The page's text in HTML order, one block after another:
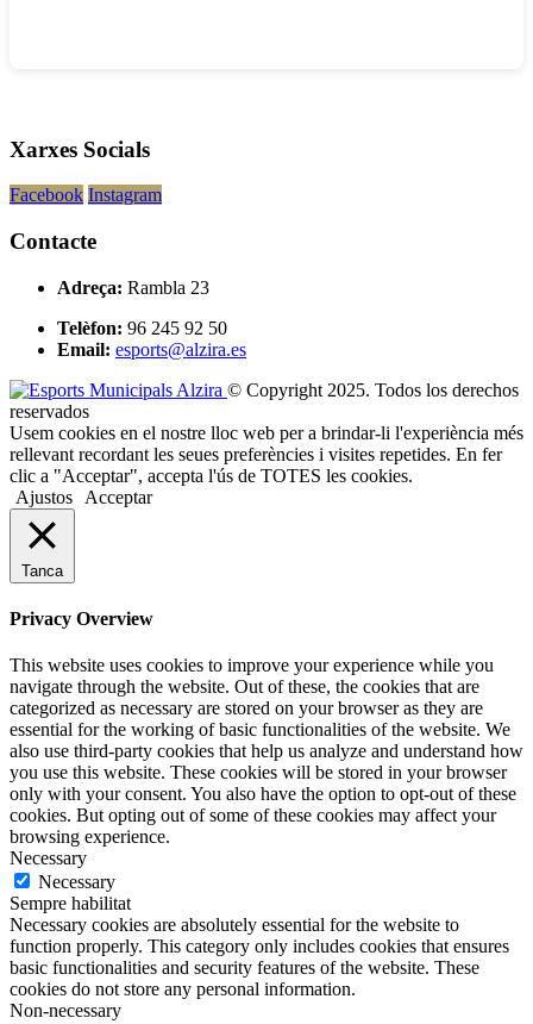
Xarxes Socials
Facebook Instagram
Contacte
Adreça: Rambla 23
Telèfon: 96 245 92 50
Email: esports@alzira.es
© Copyright 2025. Todos los derechos
reservados
Usem cookies en el nostre lloc web per a brindar-li l'experiència més
rellevant recordant les seues preferències i visites repetides. En fer
clic a "Acceptar", accepta l'ús de TOTES les cookies.
Ajustos
Acceptar
Tanca
Privacy Overview
This website uses cookies to improve your experience while you
navigate through the website. Out of these, the cookies that are
categorized as necessary are stored on your browser as they are
essential for the working of basic functionalities of the website. We
also use third-party cookies that help us analyze and understand how
you use this website. These cookies will be stored in your browser
only with your consent. You also have the option to opt-out of these
cookies. But opting out of some of these cookies may affect your
browsing experience.
Necessary
Necessary
Sempre habilitat
Necessary cookies are absolutely essential for the website to
function properly. This category only includes cookies that ensures
basic functionalities and security features of the website. These
cookies do not store any personal information.
Non-necessary